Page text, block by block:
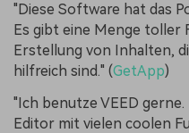
"Diese Software hat das
Es gibt eine Menge toller
Erstellung von Inhalten,
hilfreich sind." (GetApp)
"Ich benutze VEED
Editor mit vielen coolen